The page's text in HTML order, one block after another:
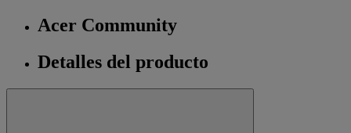
Acer Community
Detalles del producto